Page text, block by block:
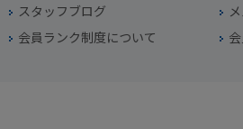
スタッフブログ
会員ランク制度について